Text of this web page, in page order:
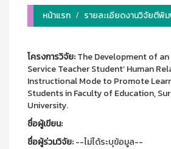
หน้าแรก
รายละเอียดงานวิจัยตีพิ
โครงการวิจัย:The Development of
Service Teacher Student’ Human
Instructional Mode to Promote
Students in Faculty of Education,
University.
ชื่อผู้เขียน:
ชื่อผู้ร่วมวิจัย:--ไม่ได้ระบุข้อมูล--